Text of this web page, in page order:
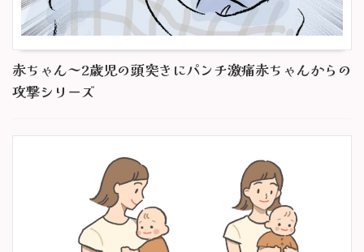
赤ちゃん～2歳児の頭突きにパンチ激痛赤ちゃんからの
攻撃シリーズ